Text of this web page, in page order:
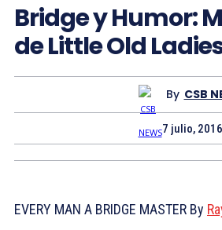
Bridge y Humor:
de Little Old
By CSB
7 julio, 2016
EVERY MAN A BRIDGE MASTER By